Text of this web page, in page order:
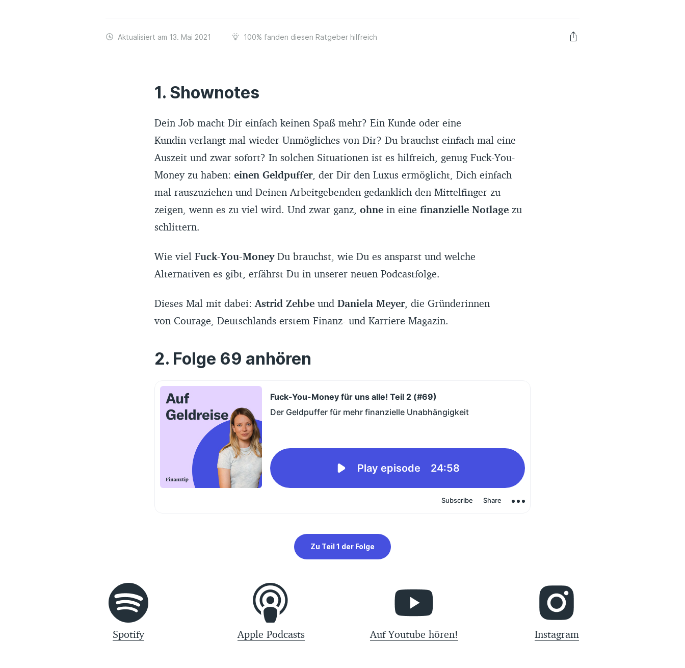
Über uns
Aktualisiert am 13. Mai 2021 100% fanden diesen Ratgeber hilfreich
Shownotes
Dein Job macht Dir einfach keinen Spaß mehr? Ein Kunde oder eine
Kundin verlangt mal wieder Unmögliches von Dir? Du brauchst einfach mal eine
Auszeit und zwar sofort? In solchen Situationen ist es hilfreich, genug Fuck-You-
Money zu haben: einen Geldpuffer, der Dir den Luxus ermöglicht, Dich einfach
mal rauszuziehen und Deinen Arbeitgebenden gedanklich den Mittelfinger zu
zeigen, wenn es zu viel wird. Und zwar ganz, ohnein eine finanzielle Notlagezu
schlittern.
Wie viel Fuck-You-MoneyDu brauchst, wie Du es ansparst und welche
Alternativen es gibt, erfährst Du in unserer neuen Podcastfolge.
Dieses Mal mit dabei:Astrid Zehbeund Daniela Meyer, die Gründerinnen
von Courage, Deutschlands erstem Finanz- und Karriere-Magazin.
Folge 69 anhören
Zu Teil 1 der Folge
Spotify Apple Podcasts Auf Youtube hören! Instagram